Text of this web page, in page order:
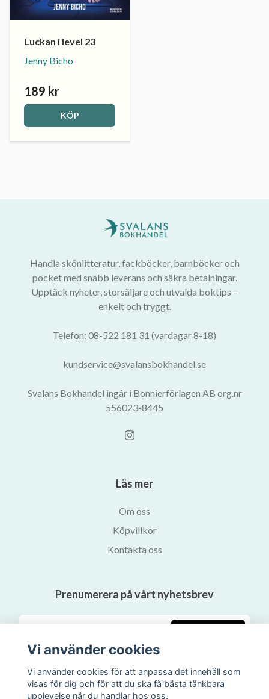
Luckan i level 23
Jenny Bicho
189 kr
KÖP
Handla skönlitteratur, fackböcker, barnböcker och
pocket med snabb leverans och säkra betalningar.
Upptäck nyheter, storsäljare och utvalda boktips –
enkelt och tryggt.
Telefon: 08-522 181 31 (vardagar 8-18)
kundservice@svalansbokhandel.se
Svalans Bokhandel ingår i Bonnierförlagen AB org.nr
556023-8445
Läs mer
Om oss
Köpvillkor
Kontakta oss
Prenumerera på vårt nyhetsbrev
Vi använder cookies
Vi använder cookies för att anpassa det innehåll som
visas för dig och för att du ska få bästa tänkbara
upplevelse när du handlar hos oss.